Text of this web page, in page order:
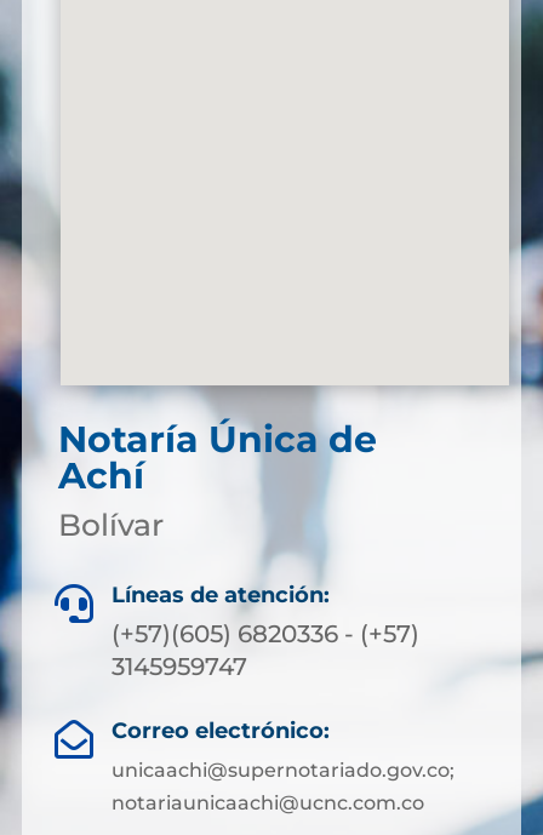
Notaría Única de
Achí
Bolívar
 Líneas de atención:
(+57)(605) 6820336 - (+57)
3145959747
 Correo electrónico:
unicaachi@supernotariado.gov.co;
notariaunicaachi@ucnc.com.co